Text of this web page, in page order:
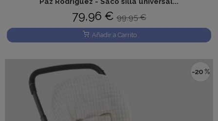
79,96 €99,95 €
Añadir a Carrito
-20 %